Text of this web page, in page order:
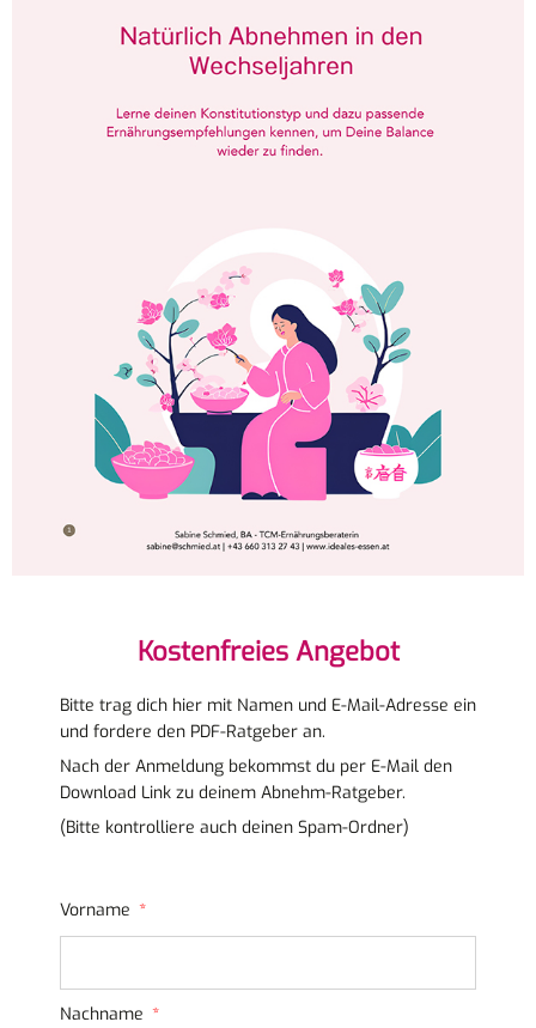
Kostenfreies Angebot
Bitte trag dich hier mit Namen und E-Mail-Adresse ein
und fordere den PDF-Ratgeber an.
Nach der Anmeldung bekommst du per E-Mail den
Download Link zu deinem Abnehm-Ratgeber.
(Bitte kontrolliere auch deinen Spam-Ordner)
Vorname
Nachname